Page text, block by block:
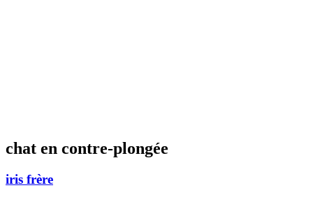
chat en contre-plongée
iris frère